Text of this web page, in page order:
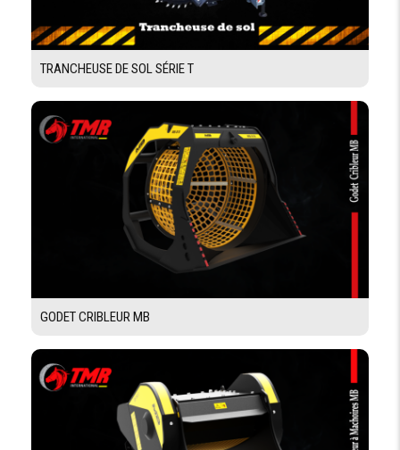
TRANCHEUSE DE SOL SÉRIE T
GODET CRIBLEUR MB